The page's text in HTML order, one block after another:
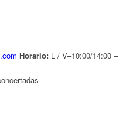
Horario:L / V–10:00/14:00 –